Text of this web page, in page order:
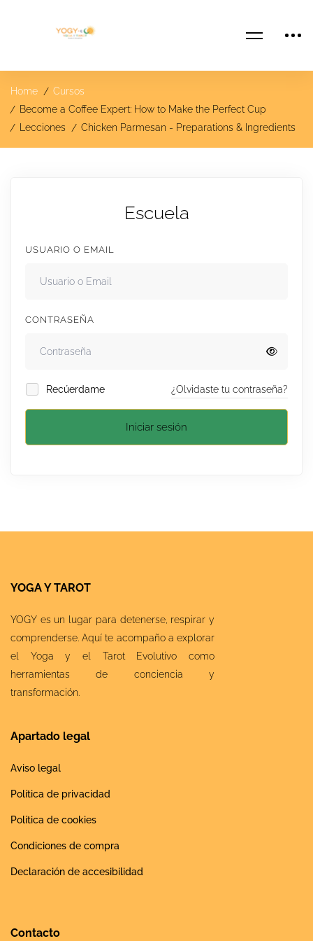
Home
Cursos
Become a Coffee Expert: How to Make the Perfect Cup
Lecciones
Chicken Parmesan - Preparations & Ingredients
Escuela
USUARIO O EMAIL
CONTRASEÑA
Recúerdame ¿Olvidaste tu contraseña?
Iniciar sesión
YOGA Y TAROT
YOGY es un lugar para detenerse, respirar y
comprenderse. Aquí te acompaño a explorar
el Yoga y el Tarot Evolutivo como
herramientas de conciencia y
transformación.
Apartado legal
Aviso legal
Política de privacidad
Política de cookies
Condiciones de compra
Declaración de accesibilidad
Contacto